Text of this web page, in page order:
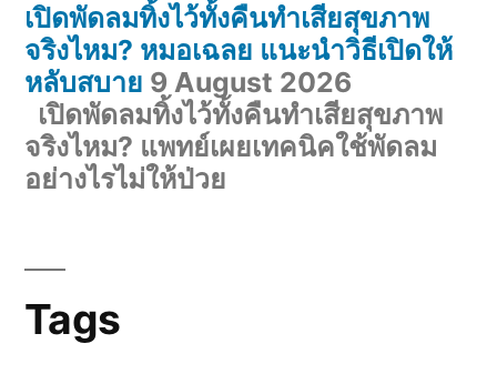
เปิดพัดลมทิ้งไว้ทั้งคืนทำเสียสุขภาพ
จริงไหม? หมอเฉลย แนะนำวิธีเปิดให้
หลับสบาย 9 August 2026
เปิดพัดลมทิ้งไว้ทั้งคืนทำเสียสุขภาพ
จริงไหม? แพทย์เผยเทคนิคใช้พัดลม
อย่างไรไม่ให้ป่วย
Tags